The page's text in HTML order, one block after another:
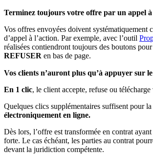
Terminez toujours votre offre par un appel à
Vos offres envoyées doivent systématiquement
d’appel à l’action. Par exemple, avec l’outil
réalisées contiendront toujours des boutons pour
REFUSER en bas de page.
Vos clients n’auront plus qu’à appuyer sur
En 1 clic, le client accepte, refuse ou
Quelques clics supplémentaires suffisent pour la
électroniquement en ligne.
Dès lors, l’offre est transformée en contrat
forte. Le cas échéant, les parties au contrat
devant la juridiction compétente.